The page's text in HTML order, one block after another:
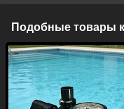
Подобные товары